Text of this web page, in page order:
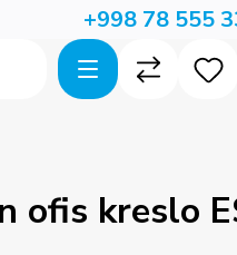
+998 78 555
ofis kreslo